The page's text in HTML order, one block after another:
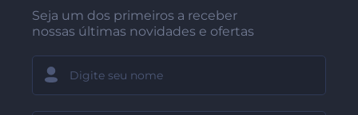
Seja um dos primeiros a receber
nossas últimas novidades e ofertas